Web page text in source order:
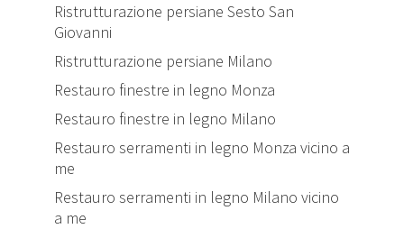
Ristrutturazione persiane Sesto San
Giovanni
Ristrutturazione persiane Milano
Restauro finestre in legno Monza
Restauro finestre in legno Milano
Restauro serramenti in legno Monza vicino a
me
Restauro serramenti in legno Milano vicino
a me